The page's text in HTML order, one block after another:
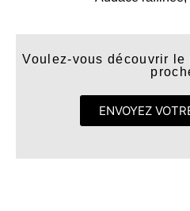
Voulez-vous découvrir
ENVOYEZ